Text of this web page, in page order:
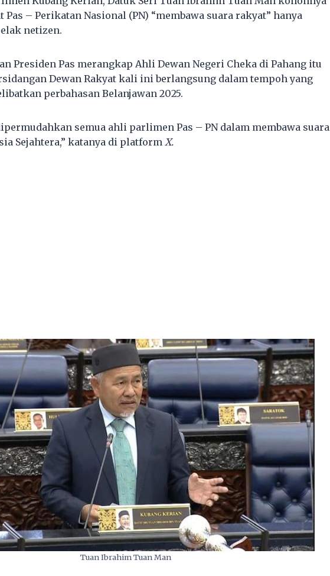
– Perikatan Nasional (PN) “membawa suara rakyat” hanya
netizen.
Presiden Pas merangkap Ahli Dewan Negeri Cheka di Pahang itu
Dewan Rakyat kali ini berlangsung dalam tempoh yang
perbahasan Belanjawan 2025.
semua ahli parlimen Pas – PN dalam membawa suara
Sejahtera,” katanya di platformX.
Tuan Ibrahim Tuan Man